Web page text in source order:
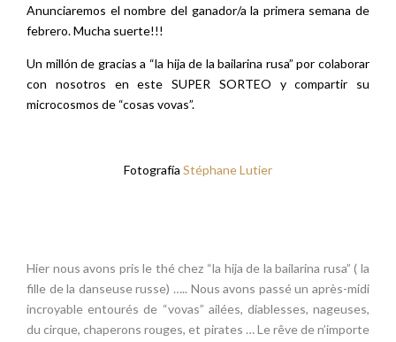
Anunciaremos el nombre del ganador/a la primera semana de
febrero. Mucha suerte!!!
Un millón de gracias a “la hija de la bailarina rusa” por colaborar
con nosotros en este SUPER SORTEO y compartir su
microcosmos de “cosas vovas”.
Fotografía Stéphane Lutier
Hier nous avons pris le thé chez “la hija de la bailarina rusa” ( la
fille de la danseuse russe) ….. Nous avons passé un après-midi
incroyable entourés de “vovas” ailées, diablesses, nageuses,
du cirque, chaperons rouges, et pirates … Le rêve de n’importe